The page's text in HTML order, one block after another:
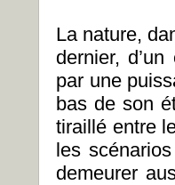
La nature,
dernier,
par une
bas de son
tiraillé entre
les
demeurer